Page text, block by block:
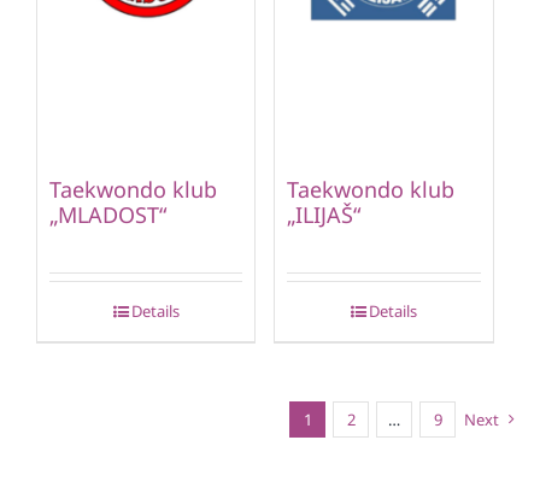
Taekwondo klub
„MLADOST“
Details
Taekwondo klub
„ILIJAŠ“
Details
1 2 … 9 Next